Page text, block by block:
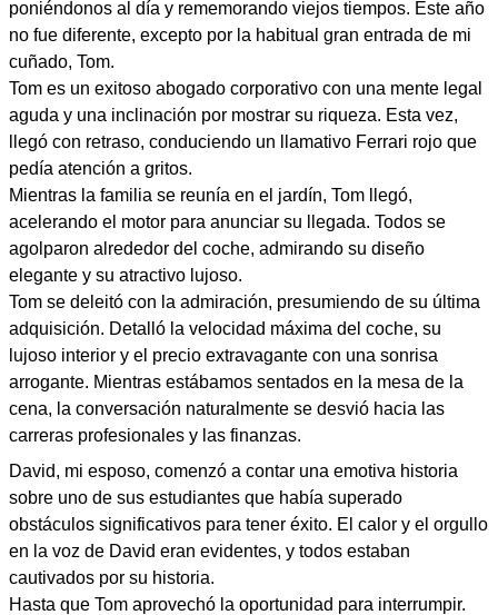
poniéndonos al día y rememorando viejos tiempos. Este año
no fue diferente, excepto por la habitual gran entrada de mi
cuñado, Tom.
Tom es un exitoso abogado corporativo con una mente legal
aguda y una inclinación por mostrar su riqueza. Esta vez,
llegó con retraso, conduciendo un llamativo Ferrari rojo que
pedía atención a gritos.
Mientras la familia se reunía en el jardín, Tom llegó,
acelerando el motor para anunciar su llegada. Todos se
agolparon alrededor del coche, admirando su diseño
elegante y su atractivo lujoso.
Tom se deleitó con la admiración, presumiendo de su última
adquisición. Detalló la velocidad máxima del coche, su
lujoso interior y el precio extravagante con una sonrisa
arrogante. Mientras estábamos sentados en la mesa de la
cena, la conversación naturalmente se desvió hacia las
carreras profesionales y las finanzas.
David, mi esposo, comenzó a contar una emotiva historia
sobre uno de sus estudiantes que había superado
obstáculos significativos para tener éxito. El calor y el orgullo
en la voz de David eran evidentes, y todos estaban
cautivados por su historia.
Hasta que Tom aprovechó la oportunidad para interrumpir.